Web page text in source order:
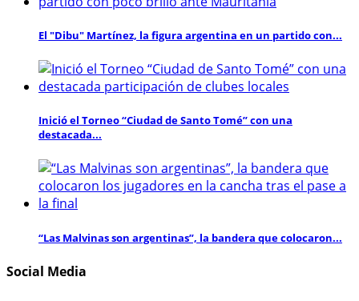
El "Dibu" Martínez, la figura argentina en un partido con...
Inició el Torneo “Ciudad de Santo Tomé” con una
destacada...
“Las Malvinas son argentinas”, la bandera que colocaron...
Social Media